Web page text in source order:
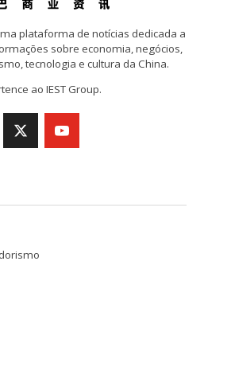
plataforma de notícias dedicada a
sobre economia, negócios,
tecnologia e cultura da China.
ao IEST Group.